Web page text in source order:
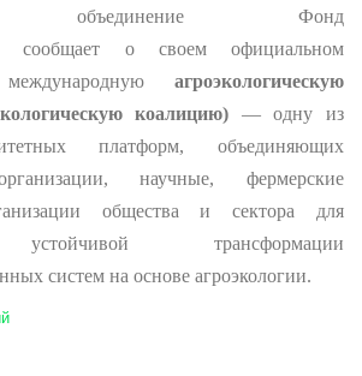
объединение Фонд
сообщает о своем официальном
агроэкологическую
коалицию) — одну из
платформ, объединяющих
научные, фермерские
общества и сектора для
трансформации
систем на основе агроэкологии.